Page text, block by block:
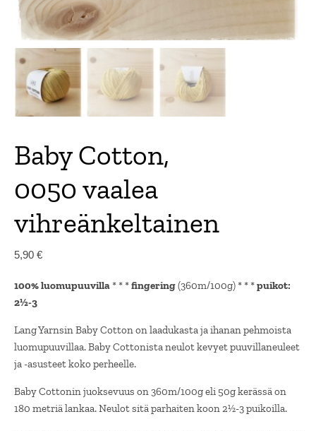
Baby Cotton,
0050 vaalea
vihreänkeltainen
5,90 €
100% luomupuuvilla * * *fingering(360m/100g) * * *puikot:
2½-3
Lang Yarnsin Baby Cotton on laadukasta ja ihanan pehmoista
luomupuuvillaa. Baby Cottonista neulot kevyet puuvillaneuleet
ja -asusteet koko perheelle.
Baby Cottonin juoksevuus on 360m/100g eli 50g kerässä on
180 metriä lankaa. Neulot sitä parhaiten koon 2½-3 puikoilla.